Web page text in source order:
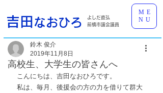
ME
NU
吉田 なおひろ
よしだ直弘
前橋市議会議員
高校生、大学生の皆さんへ
鈴木 俊介
2019年11月8日
こんにちは、吉田なおひろです。
私は、毎月、後援会の方の力を借りて群大